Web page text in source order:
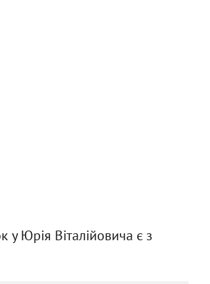
у Юрія Віталійовича є з